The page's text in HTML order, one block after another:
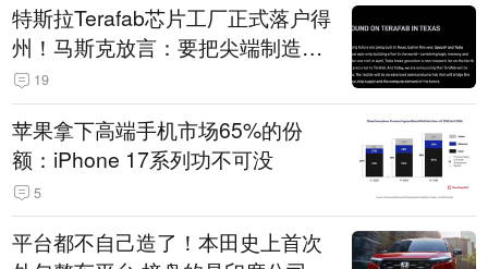
特斯拉Terafab芯片工厂正式落户得
州！马斯克放言：要把尖端制造带
回美国
19
苹果拿下高端手机市场65%的份
额：iPhone 17系列功不可没
5
平台都不自己造了！本田史上首次